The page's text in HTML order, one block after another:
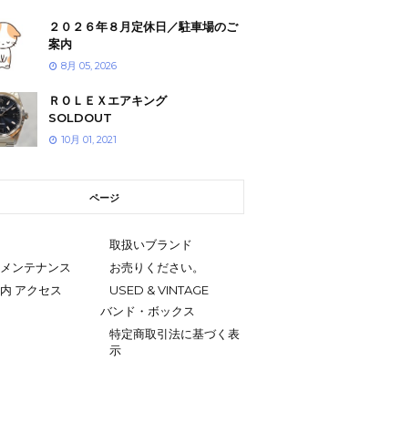
２０２６年８月定休日／駐車場のご
案内
8月 05, 2026
ＲＯＬＥＸエアキング
SOLDOUT
10月 01, 2021
ページ
取扱いブランド
ンテナンス
お売りください。
アクセス
USED & VINTAGE
バンド・ボックス
特定商取引法に基づく表
示